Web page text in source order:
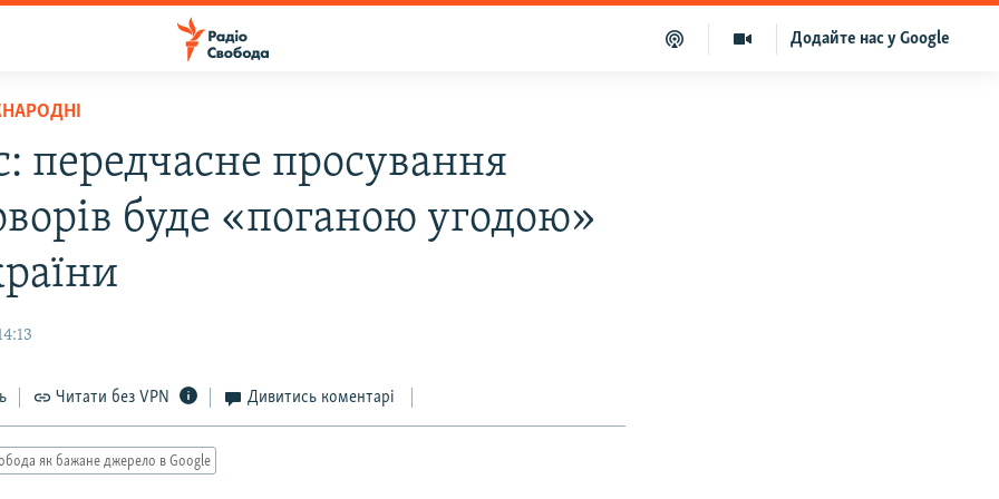
Додайте нас у Google
передчасне просування
буде «поганою угодою»
Читати без VPN Дивитись коментарі
як бажане джерело в Google